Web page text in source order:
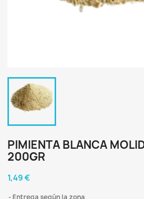
PIMIENTA BLANCA
200GR
1,49 €
Entrega según la zona